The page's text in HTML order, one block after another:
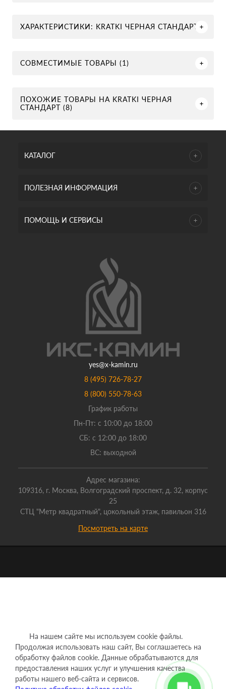
ХАРАКТЕРИСТИКИ: KRATKI ЧЕРНАЯ СТАНДАРТ
СОВМЕСТИМЫЕ ТОВАРЫ (1)
ПОХОЖИЕ ТОВАРЫ НА KRATKI ЧЕРНАЯ
СТАНДАРТ (8)
КАТАЛОГ
ПОЛЕЗНАЯ ИНФОРМАЦИЯ
ПОМОЩЬ И СЕРВИСЫ
yes@x-kamin.ru
8 (495) 726-78-27
8 (800) 550-78-63
График работы
Пн-Пт: с 10:00 до 18:00
СБ: с 12:00 до 18:00
ВС: выходной
Адрес магазина:
109316, г. Москва, Волгоградский проспект, д. 32, корпус
25
СТЦ "Метр квадратный", цокольный этаж, павильон 316
Посмотреть на карте
На нашем сайте мы используем cookie файлы.
Продолжая использовать наш сайт, Вы соглашаетесь на
обработку файлов cookie. Данные обрабатываются для
предоставления наших услуг и улучшения качества
работы нашего веб-сайта и сервисов.